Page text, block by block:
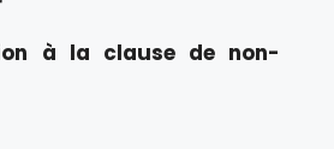
à la clause de non-